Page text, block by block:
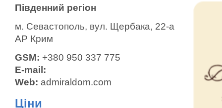
Південний регіон
м. Севастополь, вул. Щербака, 22-а
АР Крим
GSM: +380 950 337 775
E-mail:
Web: admiraldom.com
Ціни